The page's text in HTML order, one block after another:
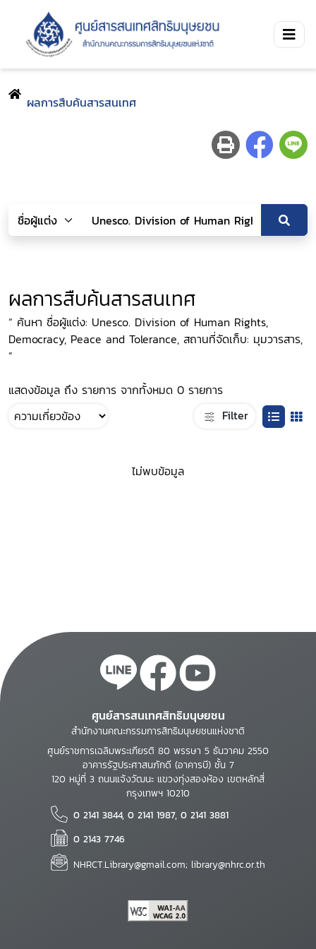
ผลการสืบค้นสารสนเทศ
ผลการสืบค้นสารสนเทศ
“ ค้นหา ชื่อผู้แต่ง: Unesco. Division of Human Rights,
Democracy, Peace and Tolerance, สถานที่จัดเก็บ: มุมวารสาร,
”
แสดงข้อมูล ถึง รายการ จากทั้งหมด 0 รายการ
Filter
ไม่พบข้อมูล
ศูนย์สารสนเทศสิทธิมนุษยชน
สำนักงานคณะกรรมการสิทธิมนุษยชนแห่งชาติ
ศูนย์ราชการเฉลิมพระเกียรติ 80 พรรษา 5 ธันวาคม 2550
อาคารรัฐประศาสนภักดี (อาคารบี) ชั้น 7
120 หมู่ที่ 3 ถนนแจ้งวัฒนะ แขวงทุ่งสองห้อง เขตหลักสี่
กรุงเทพฯ 10210
0 2141 3844, 0 2141 1987, 0 2141 3881
0 2143 7746
NHRCT.Library@gmail.com; library@nhrc.or.th